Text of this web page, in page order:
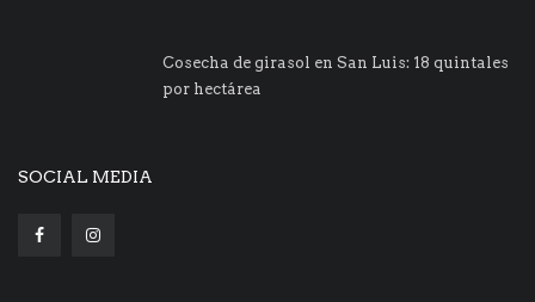
Cosecha de girasol en San Luis: 18 quintales
por hectárea
SOCIAL MEDIA